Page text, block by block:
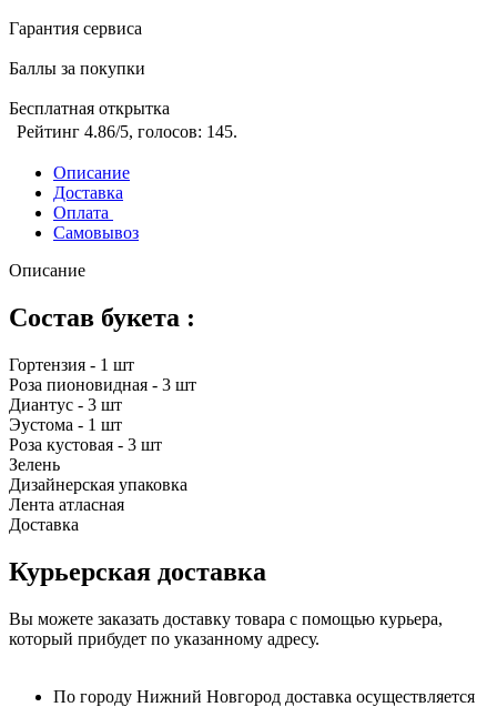
Гарантия сервиса
Баллы за покупки
Бесплатная открытка
Рейтинг 4.86/5, голосов: 145.
Описание
Доставка
Оплата
Самовывоз
Описание
Состав букета :
Гортензия - 1 шт
Роза пионовидная - 3 шт
Диантус - 3 шт
Эустома - 1 шт
Роза кустовая - 3 шт
Зелень
Дизайнерская упаковка
Лента атласная
Доставка
Курьерская доставка
Вы можете заказать доставку товара с помощью курьера,
который прибудет по указанному адресу.
По городу Нижний Новгород доставка осуществляется